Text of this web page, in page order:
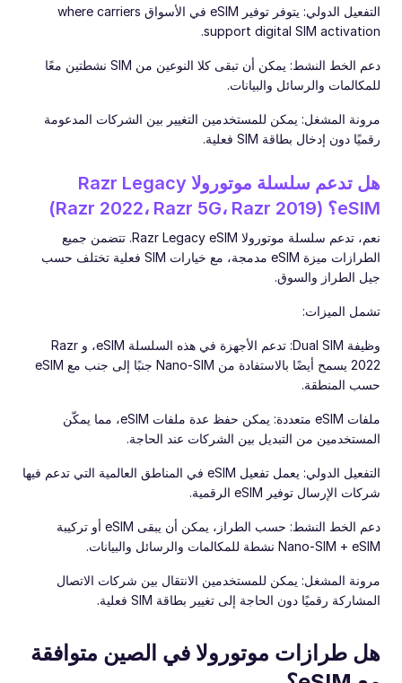
التفعيل الدولي: يتوفر توفير eSIM في الأسواق where carriers
support digital SIM activation.
دعم الخط النشط: يمكن أن تبقى كلا النوعين من SIM نشطتين معًا
للمكالمات والرسائل والبيانات.
مرونة المشغل: يمكن للمستخدمين التغيير بين الشركات المدعومة
رقميًا دون إدخال بطاقة SIM فعلية.
هل تدعم سلسلة موتورولا Razr Legacy
eSIM؟ (Razr 2022، Razr 5G، Razr 2019)
نعم، تدعم سلسلة موتورولا Razr Legacy eSIM. تتضمن جميع
الطرازات ميزة eSIM مدمجة، مع خيارات SIM فعلية تختلف حسب
جيل الطراز والسوق.
تشمل الميزات:
وظيفة Dual SIM: تدعم الأجهزة في هذه السلسلة eSIM، و Razr
2022 يسمح أيضًا بالاستفادة من Nano-SIM جنبًا إلى جنب مع eSIM
حسب المنطقة.
ملفات eSIM متعددة: يمكن حفظ عدة ملفات eSIM، مما يمكّن
المستخدمين من التبديل بين الشركات عند الحاجة.
التفعيل الدولي: يعمل تفعيل eSIM في المناطق العالمية التي تدعم فيها
شركات الإرسال توفير eSIM الرقمية.
دعم الخط النشط: حسب الطراز، يمكن أن يبقى eSIM أو تركيبة
Nano-SIM + eSIM نشطة للمكالمات والرسائل والبيانات.
مرونة المشغل: يمكن للمستخدمين الانتقال بين شركات الاتصال
المشاركة رقميًا دون الحاجة إلى تغيير بطاقة SIM فعلية.
هل طرازات موتورولا في الصين متوافقة